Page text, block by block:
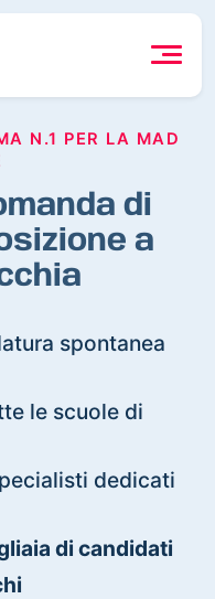
N.1 PER LA MAD
di
a
spontanea
le scuole di
dedicati
di candidati